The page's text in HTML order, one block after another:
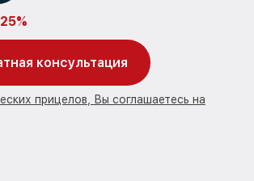
консультация
прицелов, Вы соглашаетесь на